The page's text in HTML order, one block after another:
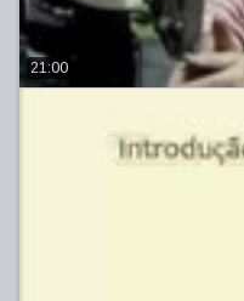
21:00